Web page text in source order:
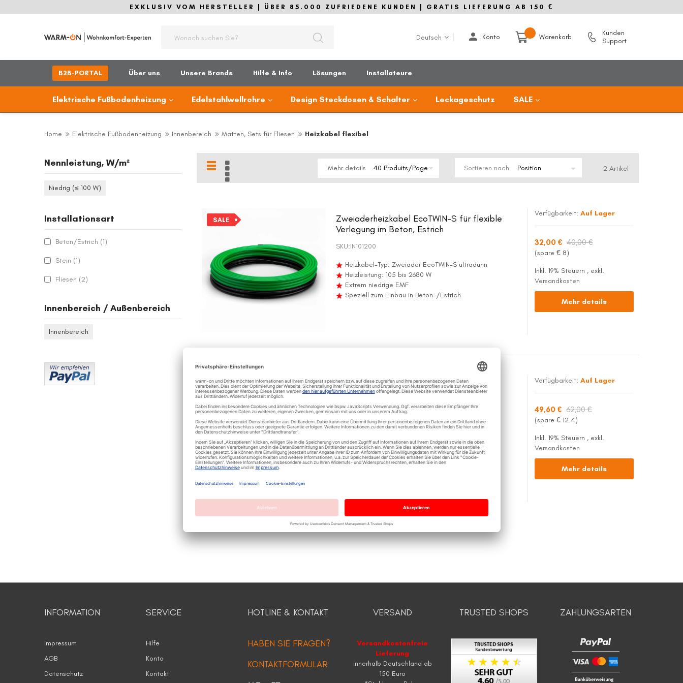
EXKLUSIV VOM HERSTELLER | ÜBER 85.000 ZUFRIEDENE KUNDEN | GRATIS LIEFERUNG AB 150 €
Sprache
Deutsch Konto Warenkorb
Kunden
Support
B2B-PORTAL Über uns Unsere Brands Hilfe & Info Lösungen Installateure
Elektrische Fußbodenheizung Edelstahlwellrohre Design Steckdosen & Schalter Leckageschutz SALE
Home Elektrische Fußbodenheizung Innenbereich Matten, Sets für Fliesen Heizkabel flexibel
Liste Mehr details Sortieren nach 2 Artikel
SALE
Zweiaderheizkabel EcoTWIN-S für flexible
Verlegung im Beton, Estrich
SKU:IN101200
Heizkabel-Typ: Zweiader EcoTWIN-S ultradünn
Heizleistung: 105 bis 2680 W
Extrem niedrige EMF
Speziell zum Einbau in Beton-/Estrich
Verfügbarkeit: Auf Lager
32,00 € 40,00 €
(spare € 8)
Inkl. 19% Steuern , exkl.
Versandkosten
Mehr details
SALE
Zweiaderheizkabel EcoTWIN ultradünn für
flexible Verlegung im Fliesen
SKU:IN102100
Heizleistung: 130 bis 1800 W
Extrem niedrige EMF
Fläche: 0,8 - 13,8 m²
Verfügbarkeit: Auf Lager
49,60 € 62,00 €
(spare €12.4)
Inkl. 19% Steuern , exkl.
Versandkosten
Mehr details
Nennleistung, W/m²
Niedrig (≤ 100 W)
Installationsart
Beton/Estrich 1Artikel
Stein 1Artikel
Fliesen 2Artikel
Innenbereich / Außenbereich
Innenbereich
INFORMATION
Impressum
AGB
Datenschutz
SERVICE
Hilfe
Konto
Kontakt
HOTLINE & KONTAKT
HABEN SIE FRAGEN?
KONTAKTFORMULAR
VERSAND
Versandkostenfreie
Lieferung
innerhalb Deutschland ab
150 Euro
TRUSTED SHOPS ZAHLUNGSARTEN